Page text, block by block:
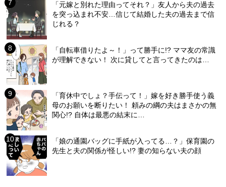
「元嫁と別れた理由ってそれ？」友人から夫の過去
を突っ込まれ不安…信じて結婚した夫の過去まで信
じれる？
「自転車借りたよ～！」って勝手に!? ママ友の常識
が理解できない！ 次に貸してと言ってきたのは…
「育休中でしょ？手伝って！」嫁を好き勝手使う義
母のお願いを断りたい！ 頼みの綱の夫はまさかの無
関心!? 自体は最悪の結末に…
「娘の通園バッグに手紙が入ってる…？」保育園の
先生と夫の関係が怪しい!? 妻の知らない夫の顔